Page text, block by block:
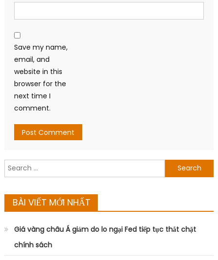
Save my name,
email, and
website in this
browser for the
next time I
comment.
Search
for:
BÀI VIẾT MỚI NHẤT
Giá vàng châu Á giảm do lo ngại Fed tiếp tục thắt chặt
chính sách